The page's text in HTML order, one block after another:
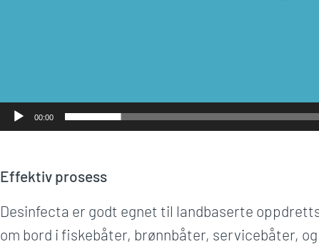
00:00
Effektiv prosess
Desinfecta er godt egnet til landbaserte
om bord i fiskebåter, brønnbåter, servicebåter,